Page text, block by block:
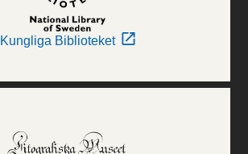
Kungliga Biblioteket